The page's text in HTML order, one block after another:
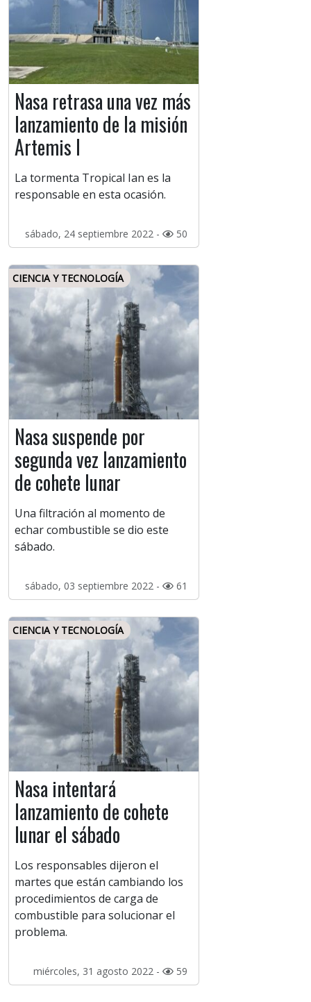
Nasa retrasa una vez más
lanzamiento de la misión
Artemis I
La tormenta Tropical Ian es la
responsable en esta ocasión.
sábado, 24 septiembre 2022 - 50
CIENCIA Y TECNOLOGÍA
Nasa suspende por
segunda vez lanzamiento
de cohete lunar
Una filtración al momento de
echar combustible se dio este
sábado.
sábado, 03 septiembre 2022 - 61
CIENCIA Y TECNOLOGÍA
Nasa intentará
lanzamiento de cohete
lunar el sábado
Los responsables dijeron el
martes que están cambiando los
procedimientos de carga de
combustible para solucionar el
problema.
miércoles, 31 agosto 2022 - 59